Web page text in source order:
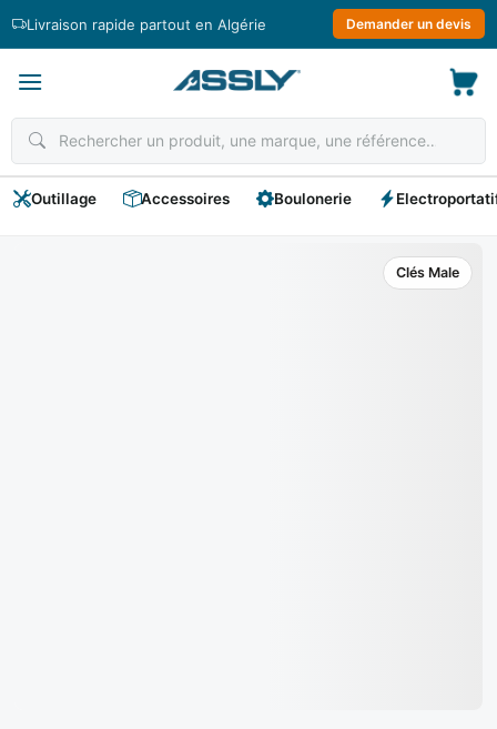
Livraison rapide partout en Algérie Demander un devis
Outillage Accessoires Boulonerie
Clés Male